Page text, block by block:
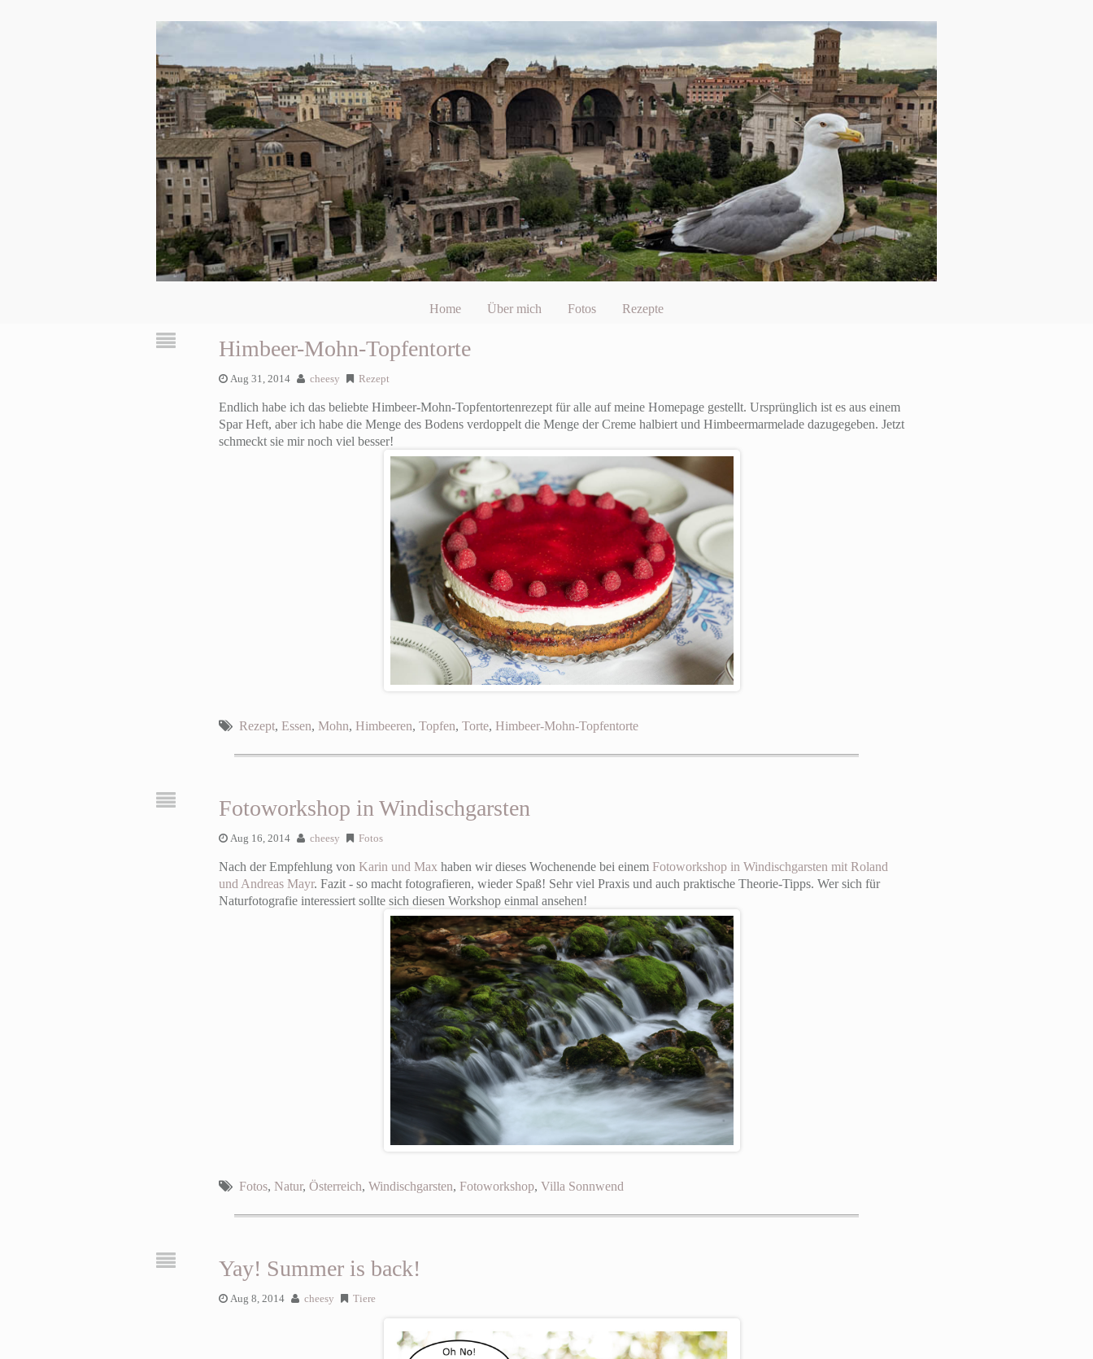
Home Über mich Fotos Rezepte
Himbeer-Mohn-Topfentorte
Aug 31, 2014 cheesy Rezept
Endlich habe ich das beliebte Himbeer-Mohn-Topfentortenrezept für alle auf meine Homepage gestellt. Ursprünglich ist es aus einem
Spar Heft, aber ich habe die Menge des Bodens verdoppelt die Menge der Creme halbiert und Himbeermarmelade dazugegeben. Jetzt
schmeckt sie mir noch viel besser!
Rezept, Essen, Mohn, Himbeeren, Topfen, Torte, Himbeer-Mohn-Topfentorte
Fotoworkshop in Windischgarsten
Aug 16, 2014 cheesy Fotos
Nach der Empfehlung von Karin und Maxhaben wir dieses Wochenende bei einem Fotoworkshop in Windischgarsten mit Roland
und Andreas Mayr. Fazit - so macht fotografieren, wieder Spaß! Sehr viel Praxis und auch praktische Theorie-Tipps. Wer sich für
Naturfotografie interessiert sollte sich diesen Workshop einmal ansehen!
Fotos, Natur, Österreich, Windischgarsten, Fotoworkshop, Villa Sonnwend
Yay! Summer is back!
Aug 8, 2014 cheesy Tiere